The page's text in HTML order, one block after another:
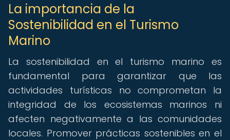
La importancia de la
Sostenibilidad en el Turismo
Marino
La sostenibilidad en el turismo marino es
fundamental para garantizar que las
actividades turísticas no comprometan la
integridad de los ecosistemas marinos ni
afecten negativamente a las comunidades
locales. Promover prácticas sostenibles en el